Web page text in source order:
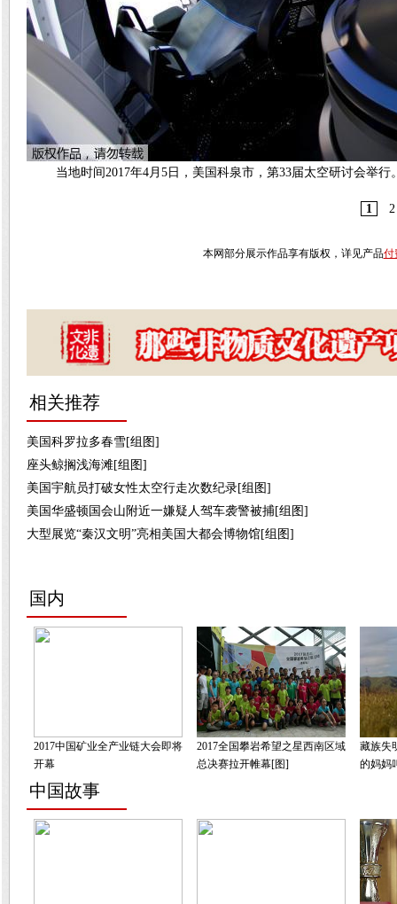
当地时间2017年4月5日，美国科泉市，第33届太空研讨会举
1 2
本网部分展示作品享有版权，详见产品付
相关推荐
美国科罗拉多春雪[组图]
座头鲸搁浅海滩[组图]
美国宇航员打破女性太空行走次数纪录[组图]
美国华盛顿国会山附近一嫌疑人驾车袭警被捕[组图]
大型展览“秦汉文明”亮相美国大都会博物馆[组图]